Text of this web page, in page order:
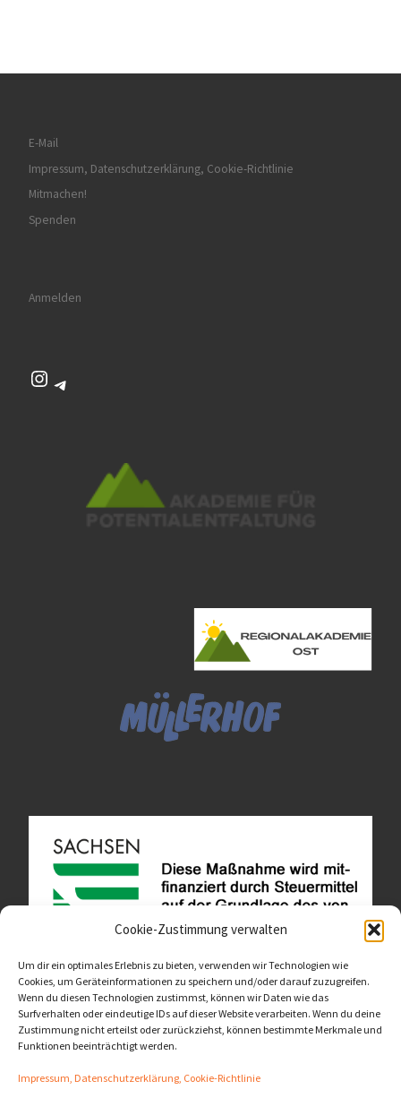
Cookie-Zustimmung verwalten
Um dir ein optimales Erlebnis zu bieten, verwenden wir Technologien wie
Cookies, um Geräteinformationen zu speichern und/oder darauf zuzugreifen.
Wenn du diesen Technologien zustimmst, können wir Daten wie das
Surfverhalten oder eindeutige IDs auf dieser Website verarbeiten. Wenn du deine
Zustimmung nicht erteilst oder zurückziehst, können bestimmte Merkmale und
Funktionen beeinträchtigt werden.
Impressum, Datenschutzerklärung, Cookie-Richtlinie
E-Mail
Impressum, Datenschutzerklärung, Cookie-Richtlinie
Mitmachen!
Spenden
Anmelden
Instagram
Telegram
Diese Website ist als Teil des Projektes "Wachsen lassen
- Raum geben" entstanden.>>>